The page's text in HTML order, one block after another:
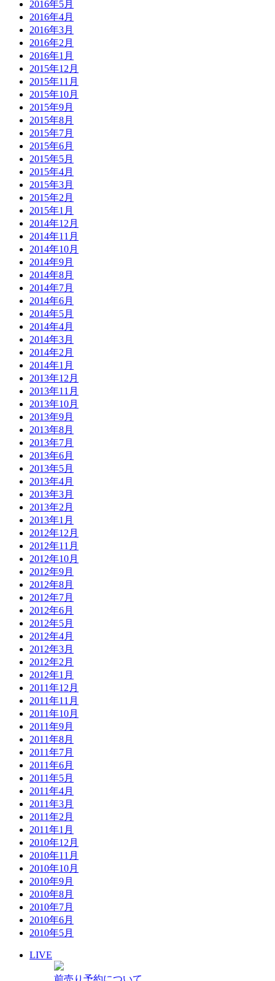
2016年5月
2016年4月
2016年3月
2016年2月
2016年1月
2015年12月
2015年11月
2015年10月
2015年9月
2015年8月
2015年7月
2015年6月
2015年5月
2015年4月
2015年3月
2015年2月
2015年1月
2014年12月
2014年11月
2014年10月
2014年9月
2014年8月
2014年7月
2014年6月
2014年5月
2014年4月
2014年3月
2014年2月
2014年1月
2013年12月
2013年11月
2013年10月
2013年9月
2013年8月
2013年7月
2013年6月
2013年5月
2013年4月
2013年3月
2013年2月
2013年1月
2012年12月
2012年11月
2012年10月
2012年9月
2012年8月
2012年7月
2012年6月
2012年5月
2012年4月
2012年3月
2012年2月
2012年1月
2011年12月
2011年11月
2011年10月
2011年9月
2011年8月
2011年7月
2011年6月
2011年5月
2011年4月
2011年3月
2011年2月
2011年1月
2010年12月
2010年11月
2010年10月
2010年9月
2010年8月
2010年7月
2010年6月
2010年5月
LIVE